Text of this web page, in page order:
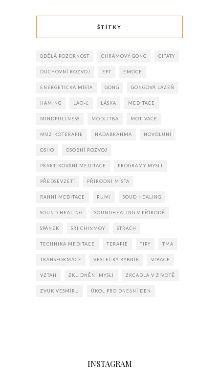
ŠTÍTKY
BDĚLÁ POZORNOST CHRÁMOVÝ GONG CITÁTY
DUCHOVNÍ ROZVOJ EFT EMOCE
ENERGETICKÁ MÍSTA GONG GONGOVÁ LÁZEŇ
HAMING LAO-Ć LÁSKA MEDITACE
MINDFULLNESS MODLITBA MOTIVACE
MUZIKOTERAPIE NADABRAHMA NOVOLUNÍ
OSHO OSOBNÍ ROZVOJ
PRAKTIKOVÁNÍ MEDITACE PROGRAMY MYSLI
PŘEDSEVZETÍ PŘÍRODNÍ MÍSTA
RANNÍ MEDITACE RUMI SOUD HEALING
SOUND HEALING SOUNDHEALING V PŘÍRODĚ
SPÁNEK SRI CHINMOY STRACH
TECHNIKA MEDITACE TERAPIE TIPY TMA
TRANSFORMACE VESTECKÝ RYBNÍK VIBACE
VZTAH ZKLIDNĚNÍ MYSLI ZRCADLA V ŽIVOTĚ
ZVUK VESMÍRU ÚKOL PRO DNEŠNÍ DEN
INSTAGRAM